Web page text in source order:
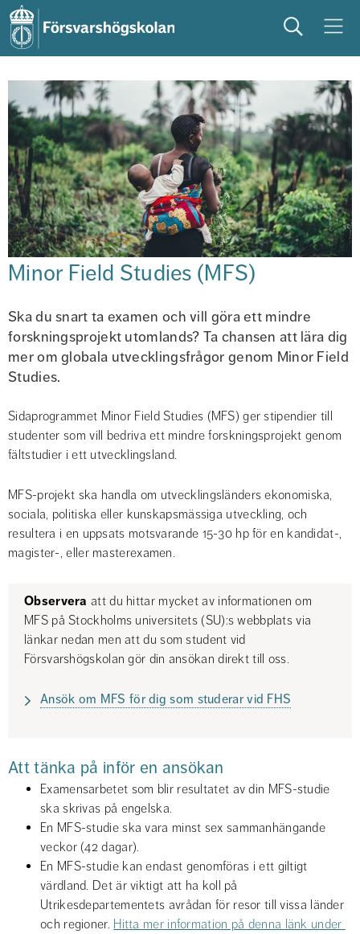
Sök Meny
studera på campus studentliv
Minor Field Studies (MFS)
Ska du snart ta examen och vill göra ett mindre
forskningsprojekt utomlands? Ta chansen att lära dig
mer om globala utvecklingsfrågor genom Minor Field
Studies.
Sidaprogrammet Minor Field Studies (MFS) ger stipendier till
studenter som vill bedriva ett mindre forskningsprojekt genom
fältstudier i ett utvecklingsland.
MFS-projekt ska handla om utvecklingsländers ekonomiska,
sociala, politiska eller kunskapsmässiga utveckling, och
resultera i en uppsats motsvarande 15-30 hp för en kandidat-,
magister-, eller masterexamen.
Observera att du hittar mycket av informationen om
MFS på Stockholms universitets (SU):s webbplats via
länkar nedan men att du som student vid
Försvarshögskolan gör din ansökan direkt till oss.
Ansök om MFS för dig som studerar vid FHS
Att tänka på inför en ansökan
Examensarbetet som blir resultatet av din MFS-studie
ska skrivas på engelska.
En MFS-studie ska vara minst sex sammanhängande
veckor (42 dagar).
En MFS-studie kan endast genomföras i ett giltigt
värdland. Det är viktigt att ha koll på
Utrikesdepartementets avrådan för resor till vissa länder
och regioner. Hitta mer information på denna länk under